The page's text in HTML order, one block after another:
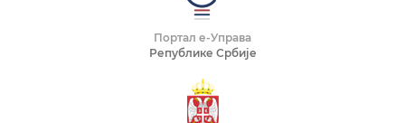
Портал е-Управа
Републике Србије